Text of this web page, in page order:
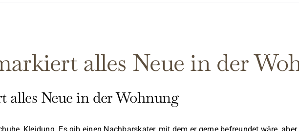
alles Neue in der
alles Neue in der Wohnung